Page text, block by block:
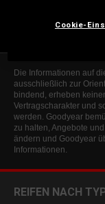
Besuchen Sie
Die Informationen auf
ausschließlich zur
bindend, erheben
Vertragscharakter und
werden. Goodyear
zu halten, Angebote
ändern und Goodyear
Informationen.
REIFEN NACH
Cookie-